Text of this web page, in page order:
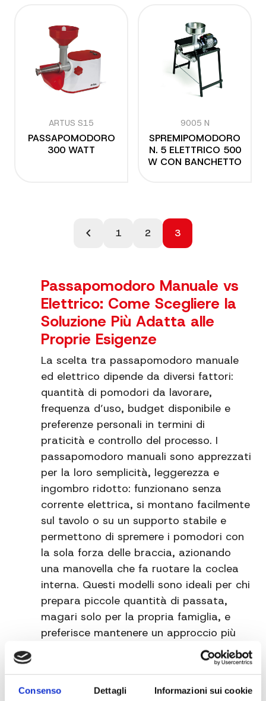
Consenso Dettagli Informazioni sui cookie
ARTUS S15
PASSAPOMODORO
300 WATT
9005 N
SPREMIPOMODORO
N. 5 ELETTRICO 500
W CON BANCHETTO
Paginazione
chevron_left 1 2 3
Passapomodoro Manuale vs
Elettrico: Come Scegliere la
Soluzione Più Adatta alle
Proprie Esigenze
La scelta tra passapomodoro manuale
ed elettrico dipende da diversi fattori:
quantità di pomodori da lavorare,
frequenza d’uso, budget disponibile e
preferenze personali in termini di
praticità e controllo del processo. I
passapomodoro manuali sono apprezzati
per la loro semplicità, leggerezza e
ingombro ridotto: funzionano senza
corrente elettrica, si montano facilmente
sul tavolo o su un supporto stabile e
permettono di spremere i pomodori con
la sola forza delle braccia, azionando
una manovella che fa ruotare la coclea
interna. Questi modelli sono ideali per chi
prepara piccole quantità di passata,
magari solo per la propria famiglia, e
preferisce mantenere un approccio più
artigianale e tradizionale, con il piacere